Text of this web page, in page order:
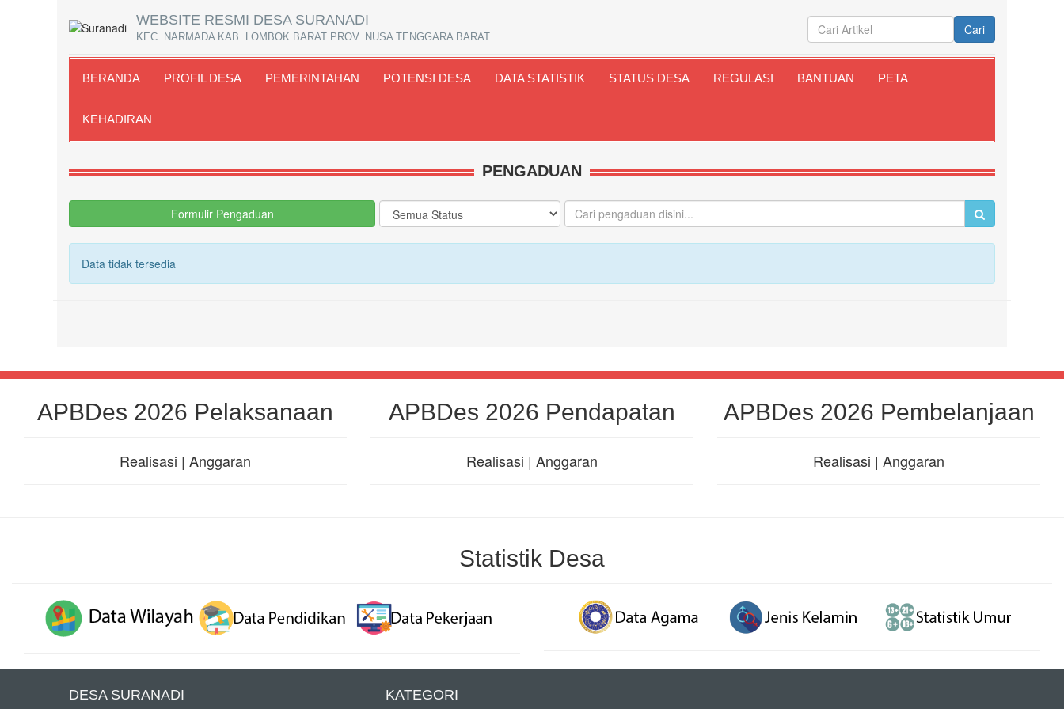
WEBSITE RESMI DESA SURANADI
KEC. NARMADA KAB. LOMBOK BARAT PROV. NUSA TENGGARA BARAT Cari
BERANDA PROFIL DESA PEMERINTAHAN POTENSI DESA DATA STATISTIK STATUS DESA REGULASI BANTUAN PETA
KEHADIRAN
PENGADUAN
Formulir Pengaduan
Data tidak tersedia
APBDes 2026 Pelaksanaan
Realisasi | Anggaran
APBDes 2026 Pendapatan
Realisasi | Anggaran
APBDes 2026 Pembelanjaan
Realisasi | Anggaran
Statistik Desa
DESA SURANADI KATEGORI